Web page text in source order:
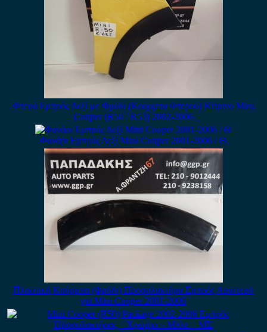
Φτερό Εμπρός Δεξί με Φρύδι (Κούρμπα Φτερού) Κίτρινο Mini
Cooper (R50 / R53) 2002-2006
Φανάρι Εμπρός Δεξί Mini Cooper 2001-2006 / Θ
Πλαστική Κούρμπα (Φρύδι) Προφυλακτήρα Εμπρός Αριστερό
για Mini Cooper 2001-2006